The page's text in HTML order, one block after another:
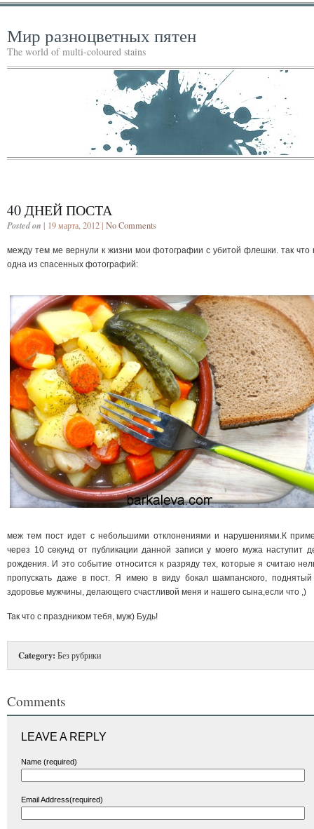
Мир разноцветных пятен
The world of multi-coloured stains
40 ДНЕЙ ПОСТА
Posted on | 19 марта, 2012 | No Comments
между тем ме вернули к жизни мои фотографии с убитой флешки. так что
одна из спасенных фотографий:
меж тем пост идет с небольшими отклонениями и нарушениями.К
через 10 секунд от публикации данной записи у моего мужа наступит
рождения. И это событие относится к разряду тех, которые я считаю
пропускать даже в пост. Я имею в виду бокал шампанского,
здоровье мужчины, делающего счастливой меня и нашего сына,если что ,)
Так что с праздником тебя, муж) Будь!
Category: Без рубрики
Comments
LEAVE A REPLY
Name (required)
Email Address(required)